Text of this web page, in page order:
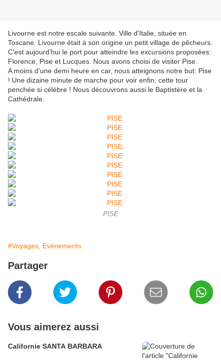
Livourne est notre escale suivante. Ville d'Italie, située en
Toscane. Livourne était à son origine un petit village de pêcheurs.
C'est aujourd'hui le port pour atteindre les excursions proposées:
Florence, Pise et Lucques. Nous avons choisi de visiter Pise.
A moins d'une demi heure en car, nous atteignons notre but: Pise
! Une dizaine minute de marche pour voir enfin, cette tour
penchée si célèbre ! Nous découvrons aussi le Baptistère et la
Cathédrale.
PISE
#Voyages, Evènements
Partager
Vous aimerez aussi
Californie SANTA BARBARA